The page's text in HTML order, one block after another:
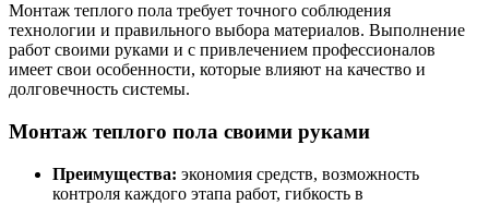
Монтаж теплого пола требует точного соблюдения
технологии и правильного выбора материалов. Выполнение
работ своими руками и с привлечением профессионалов
имеет свои особенности, которые влияют на качество и
долговечность системы.
Монтаж теплого пола своими руками
Преимущества: экономия средств, возможность
контроля каждого этапа работ, гибкость в